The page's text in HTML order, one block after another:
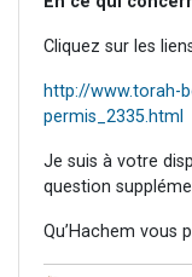
Cliquez sur les
http://www.torah-
permis_2335.html
Je suis à votre
question
Qu’Hachem vous